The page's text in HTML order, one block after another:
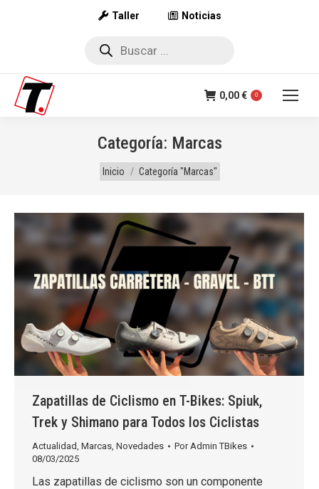
Taller Noticias
Búsqueda
0,00€ 0
Categoría: Marcas
Estás aquí:
Inicio Categoría "Marcas"
Zapatillas de Ciclismo en T-Bikes: Spiuk,
Trek y Shimano para Todos los Ciclistas
Actualidad Marcas Novedades Por Admin TBikes
08/03/2025
Las zapatillas de ciclismo son un componente